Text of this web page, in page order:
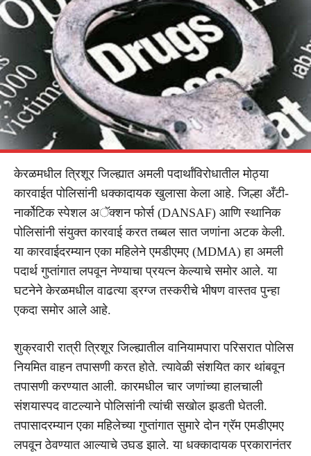
केरळमधील त्रिशूर जिल्ह्यात अमली पदार्थांविरोधातील मोठ्या
कारवाईत पोलिसांनी धक्कादायक खुलासा केला आहे. जिल्हा अँटी-
नार्कोटिक स्पेशल अॅक्शन फोर्स (DANSAF) आणि स्थानिक
पोलिसांनी संयुक्त कारवाई करत तब्बल सात जणांना अटक केली.
या कारवाईदरम्यान एका महिलेने एमडीएमए (MDMA) हा अमली
पदार्थ गुप्तांगात लपवून नेण्याचा प्रयत्न केल्याचे समोर आले. या
घटनेने केरळमधील वाढत्या ड्रग्ज तस्करीचे भीषण वास्तव पुन्हा
एकदा समोर आले आहे.
शुक्रवारी रात्री त्रिशूर जिल्ह्यातील वानियामपारा परिसरात पोलिस
नियमित वाहन तपासणी करत होते. त्यावेळी संशयित कार थांबवून
तपासणी करण्यात आली. कारमधील चार जणांच्या हालचाली
संशयास्पद वाटल्याने पोलिसांनी त्यांची सखोल झडती घेतली.
तपासादरम्यान एका महिलेच्या गुप्तांगात सुमारे दोन ग्रॅम एमडीएमए
लपवून ठेवण्यात आल्याचे उघड झाले. या धक्कादायक प्रकारानंतर